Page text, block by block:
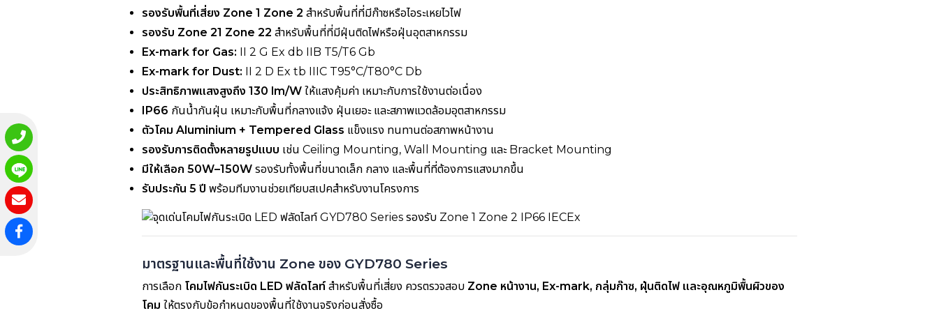
รองรับพื้นที่เสี่ยง Zone 1 Zone 2 สำหรับพื้นที่ที่มีก๊าซหรือไอระเหยไวไฟ
รองรับ Zone 21 Zone 22 สำหรับพื้นที่ที่มีฝุ่นติดไฟหรือฝุ่นอุตสาหกรรม
Ex-mark for Gas: II 2 G Ex db IIB T5/T6 Gb
Ex-mark for Dust: II 2 D Ex tb IIIC T95°C/T80°C Db
ประสิทธิภาพแสงสูงถึง 130 lm/W ให้แสงคุ้มค่า เหมาะกับการใช้งานต่อเนื่อง
IP66 กันน้ำกันฝุ่น เหมาะกับพื้นที่กลางแจ้ง ฝุ่นเยอะ และสภาพแวดล้อมอุตสาหกรรม
ตัวโคม Aluminium + Tempered Glass แข็งแรง ทนทานต่อสภาพหน้างาน
รองรับการติดตั้งหลายรูปแบบ เช่น Ceiling Mounting, Wall Mounting และ Bracket Mounting
มีให้เลือก 50W–150W รองรับทั้งพื้นที่ขนาดเล็ก กลาง และพื้นที่ที่ต้องการแสงมากขึ้น
รับประกัน 5 ปี พร้อมทีมงานช่วยเทียบสเปคสำหรับงานโครงการ
มาตรฐานและพื้นที่ใช้งาน Zone ของ GYD780 Series
การเลือก โคมไฟกันระเบิด LED ฟลัดไลท์สำหรับพื้นที่เสี่ยง ควรตรวจสอบ Zone หน้างาน, Ex-mark, กลุ่มก๊าซ, ฝุ่นติดไฟ และอุณหภูมิพื้นผิวของ
โคม ให้ตรงกับข้อกำหนดของพื้นที่ใช้งานจริงก่อนสั่งซื้อ